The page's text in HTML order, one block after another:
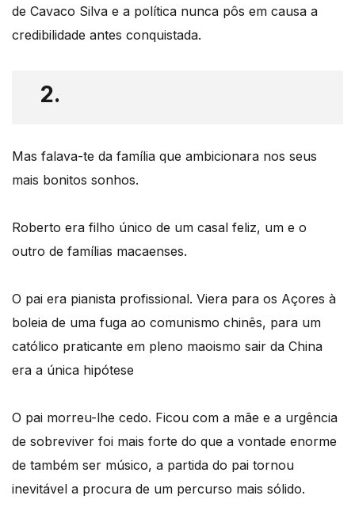
de Cavaco Silva e a política nunca pôs em causa a
credibilidade antes conquistada.
2.
Mas falava-te da família que ambicionara nos seus
mais bonitos sonhos.
Roberto era filho único de um casal feliz, um e o
outro de famílias macaenses.
O pai era pianista profissional. Viera para os Açores à
boleia de uma fuga ao comunismo chinês, para um
católico praticante em pleno maoismo sair da China
era a única hipótese
O pai morreu-lhe cedo. Ficou com a mãe e a urgência
de sobreviver foi mais forte do que a vontade enorme
de também ser músico, a partida do pai tornou
inevitável a procura de um percurso mais sólido.